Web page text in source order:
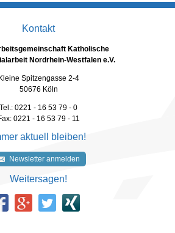
Kontakt
Katholische
Nordrhein-Westfalen e.V.
Kleine Spitzengasse 2-4
50676 Köln
Tel.: 0221 - 16 53 79 - 0
0221 - 16 53 79 - 11
aktuell bleiben!
Newsletter anmelden
Weitersagen!